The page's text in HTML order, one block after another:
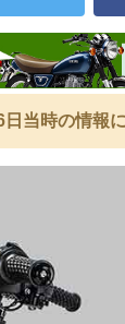
当時の情報